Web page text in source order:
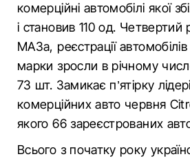
комерційні автомобілі якої
і становив 110 од. Четвертий
МАЗа, реєстрації автомобілів
марки зросли в річному
73 шт. Замикає п’ятірку
комерційних авто червня
якого 66 зареєстрованих
Всього з початку року